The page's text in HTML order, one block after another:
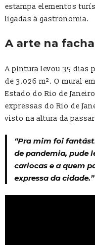
estampa elementos
ligadas à gastronomia.
A arte na
A pintura levou 35 dias
de 3.026 m². O mural
Estado do Rio de
expressas do Rio de
visto na altura da
“Pra mim foi
de pandemia, pude
cariocas e a quem
expressa da